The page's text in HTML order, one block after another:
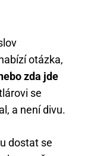
otázka,
zda jde
se
a není divu.
dostat se